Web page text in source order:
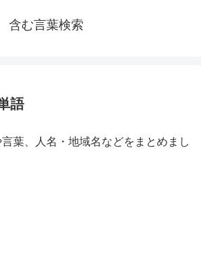
含む言葉検索
語
葉、人名・地域名などをまとめまし